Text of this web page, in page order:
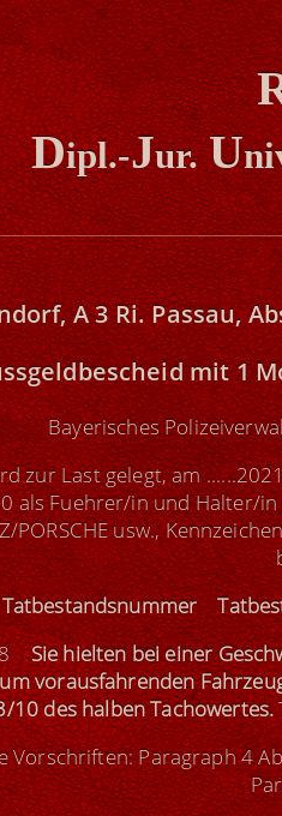
Dipl.-Jur.U
A 3 Ri. Passau,
mit 1
Bayerisches
zur Last gelegt, am
als Fuehrer/in und Halter/in
PORSCHE usw.,
Tatbestandsnummer
Sie hielten bei einer
vorausfahrenden
10 des halben Tachowertes.
Vorschriften: Paragraph 4